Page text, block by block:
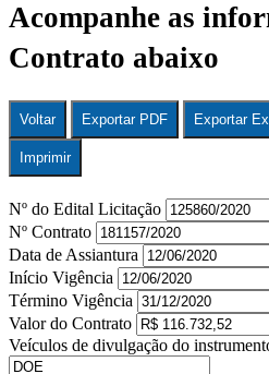
Acompanhe as
Contrato abaixo
Voltar Exportar PDF Exportar
Imprimir
Nº do Edital Licitação
Nº Contrato
Data de Assiantura
Início Vigência
Término Vigência
Valor do Contrato
Veículos de divulgação do